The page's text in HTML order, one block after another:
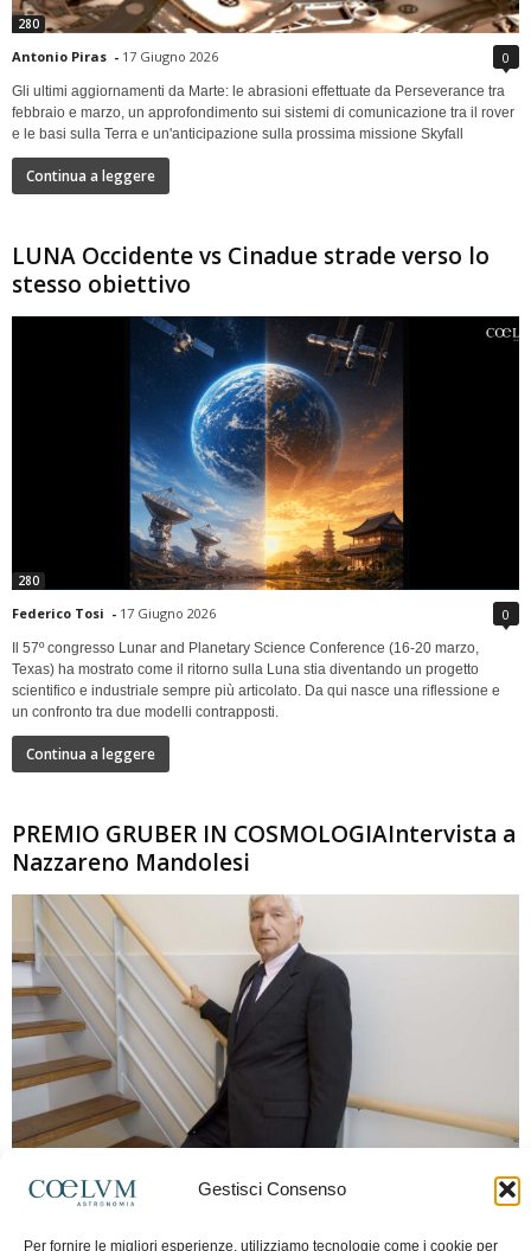
Gestisci Consenso
Per fornire le migliori esperienze, utilizziamo tecnologie come i cookie per
280
Antonio Piras - 17 Giugno 2026 0
Gli ultimi aggiornamenti da Marte: le abrasioni effettuate da Perseverance tra
febbraio e marzo, un approfondimento sui sistemi di comunicazione tra il rover
e le basi sulla Terra e un'anticipazione sulla prossima missione Skyfall
Continua a leggere
LUNA Occidente vs Cinadue strade verso lo
stesso obiettivo
280
Federico Tosi - 17 Giugno 2026 0
Il 57º congresso Lunar and Planetary Science Conference (16-20 marzo,
Texas) ha mostrato come il ritorno sulla Luna stia diventando un progetto
scientifico e industriale sempre più articolato. Da qui nasce una riflessione e
un confronto tra due modelli contrapposti.
Continua a leggere
PREMIO GRUBER IN COSMOLOGIAIntervista a
Nazzareno Mandolesi
Frida Paolella - 16 Giugno 2026 0
spaziale europea e della missione Planck. Il dialogo ripercorre i principali